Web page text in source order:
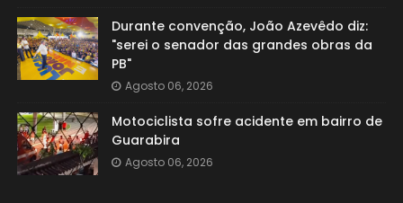
Durante convenção, João Azevêdo diz:
"serei o senador das grandes obras da
PB"
Agosto 06, 2026
Motociclista sofre acidente em bairro de
Guarabira
Agosto 06, 2026